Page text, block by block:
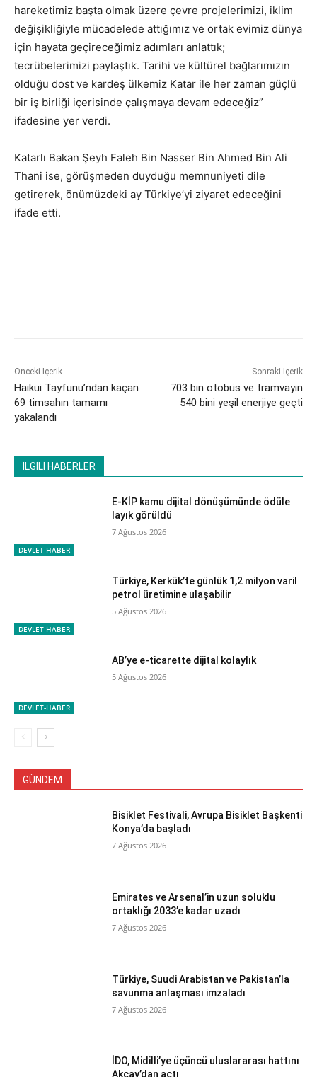
hareketimiz başta olmak üzere çevre projelerimizi, iklim
değişikliğiyle mücadelede attığımız ve ortak evimiz dünya
için hayata geçireceğimiz adımları anlattık;
tecrübelerimizi paylaştık. Tarihi ve kültürel bağlarımızın
olduğu dost ve kardeş ülkemiz Katar ile her zaman güçlü
bir iş birliği içerisinde çalışmaya devam edeceğiz”
ifadesine yer verdi.
Katarlı Bakan Şeyh Faleh Bin Nasser Bin Ahmed Bin Ali
Thani ise, görüşmeden duyduğu memnuniyeti dile
getirerek, önümüzdeki ay Türkiye’yi ziyaret edeceğini
ifade etti.
Önceki İçerik
Haikui Tayfunu’ndan kaçan
69 timsahın tamamı
yakalandı
Sonraki İçerik
703 bin otobüs ve tramvayın
540 bini yeşil enerjiye geçti
İLGİLİ HABERLER
DEVLET-HABER
E-KİP kamu dijital dönüşümünde ödüle
layık görüldü
7 Ağustos 2026
DEVLET-HABER
Türkiye, Kerkük’te günlük 1,2 milyon varil
petrol üretimine ulaşabilir
5 Ağustos 2026
DEVLET-HABER
AB’ye e-ticarette dijital kolaylık
5 Ağustos 2026
GÜNDEM
Bisiklet Festivali, Avrupa Bisiklet Başkenti
Konya’da başladı
7 Ağustos 2026
Emirates ve Arsenal’in uzun soluklu
ortaklığı 2033’e kadar uzadı
7 Ağustos 2026
Türkiye, Suudi Arabistan ve Pakistan’la
savunma anlaşması imzaladı
7 Ağustos 2026
İDO, Midilli’ye üçüncü uluslararası hattını
Akçay’dan açtı